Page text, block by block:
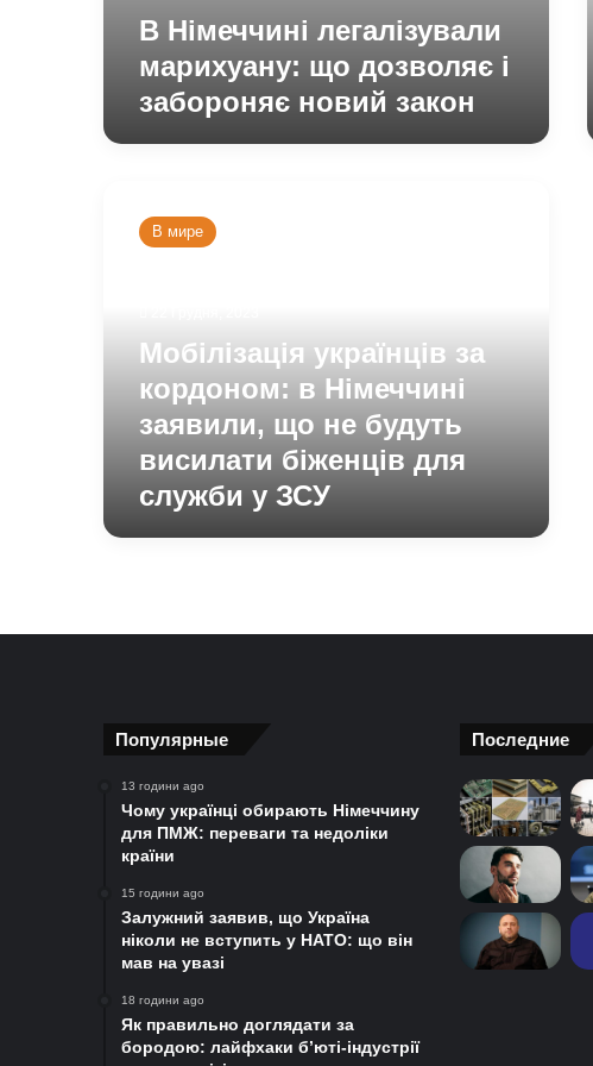
В Німеччині легалізували
марихуану: що дозволяє і
забороняє новий закон
українців
заявили,
будуть
біженців
В мире
Мобілізація українців за
кордоном: в Німеччині
заявили, що не будуть
висилати біженців для
служби у ЗСУ
Популярные
13 години ago
Чому українці обирають Німеччину
для ПМЖ: переваги та недоліки
країни
15 години ago
Залужний заявив, що Україна
ніколи не вступить у НАТО: що він
мав на увазі
18 години ago
Як правильно доглядати за
бородою: лайфхаки б’юті-індустрії
Последние